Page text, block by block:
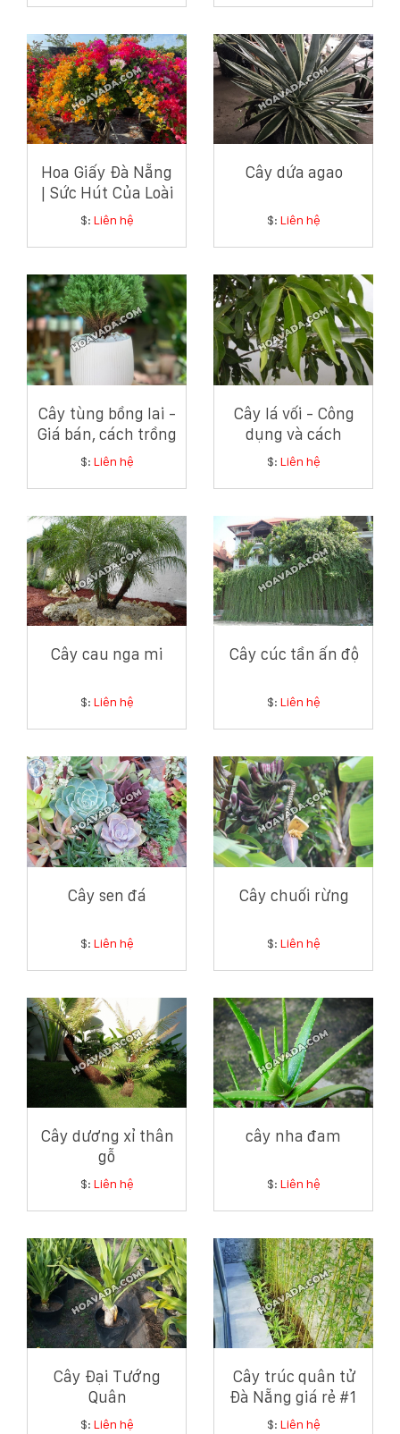
Hoa Giấy Đà Nẵng
| Sức Hút Của Loài
Hoa Giản Dị Mà
$: Liên hệ
Cây dứa agao
$: Liên hệ
Cây tùng bồng lai -
Giá bán, cách trồng
và chăm sóc cây
$: Liên hệ
Cây lá vối - Công
dụng và cách
chăm sóc cây lá vối
$: Liên hệ
Cây cau nga mi
$: Liên hệ
Cây cúc tần ấn độ
$: Liên hệ
Cây sen đá
$: Liên hệ
Cây chuối rừng
$: Liên hệ
Cây dương xỉ thân
gỗ
$: Liên hệ
cây nha đam
$: Liên hệ
Cây Đại Tướng
Quân
$: Liên hệ
Cây trúc quân tử
Đà Nẵng giá rẻ #1
$: Liên hệ